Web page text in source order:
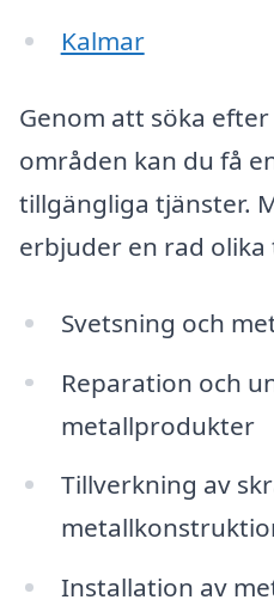
Kalmar
Genom att söka
områden kan du få
tillgängliga tjänster.
erbjuder en rad olika
Svetsning och
Reparation och
metallprodukter
Tillverkning av
Installation av